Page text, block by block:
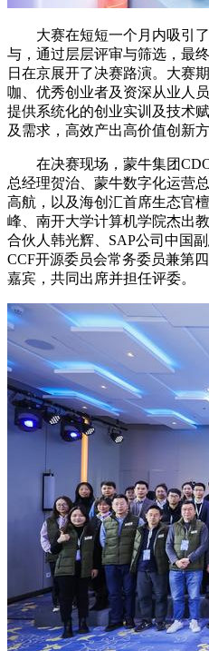
大赛在短短一个月内吸引了
与，通过层层评审与筛选，最
日在京展开了决赛路演。大赛
咖、优秀创业者及资深从业人
提供系统化的创业实训及技术
及需求，高效产出高价值创新方
在决赛现场，蒙牛集团CDO
总经理贺治、蒙牛数字化运营
高航，以及海创汇首席生态官
峰、南开大学计算机学院杰出
合伙人韩光辉、SAP公司中国
CCF开源委员会常务委员兼第
嘉宾，共同出席并担任评委。